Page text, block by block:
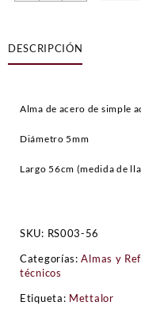
para
bajo
DESCRIPCIÓN
Alma de acero de simple
Diámetro 5mm
Largo 56cm (medida de
SKU: RS003-56
Categorías:Almas y
técnicos
Etiqueta: Mettalor